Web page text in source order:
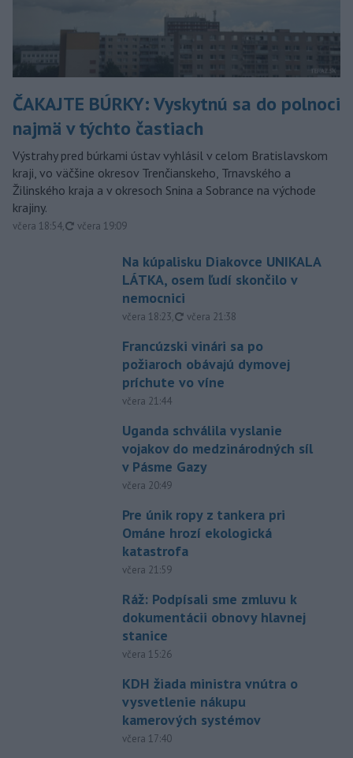
ČAKAJTE BÚRKY: Vyskytnú sa do polnoci
najmä v týchto častiach
Výstrahy pred búrkami ústav vyhlásil v celom Bratislavskom
kraji, vo väčšine okresov Trenčianskeho, Trnavského a
Žilinského kraja a v okresoch Snina a Sobrance na východe
krajiny.
včera 18:54, aktualizované
včera 19:09
Na kúpalisku Diakovce UNIKALA
LÁTKA, osem ľudí skončilo v
nemocnici
včera 18:23, aktualizované
včera 21:38
Francúzski vinári sa po
požiaroch obávajú dymovej
príchute vo víne
včera 21:44
Uganda schválila vyslanie
vojakov do medzinárodných síl
v Pásme Gazy
včera 20:49
Pre únik ropy z tankera pri
Ománe hrozí ekologická
katastrofa
včera 21:59
Ráž: Podpísali sme zmluvu k
dokumentácii obnovy hlavnej
stanice
včera 15:26
KDH žiada ministra vnútra o
vysvetlenie nákupu
kamerových systémov
včera 17:40